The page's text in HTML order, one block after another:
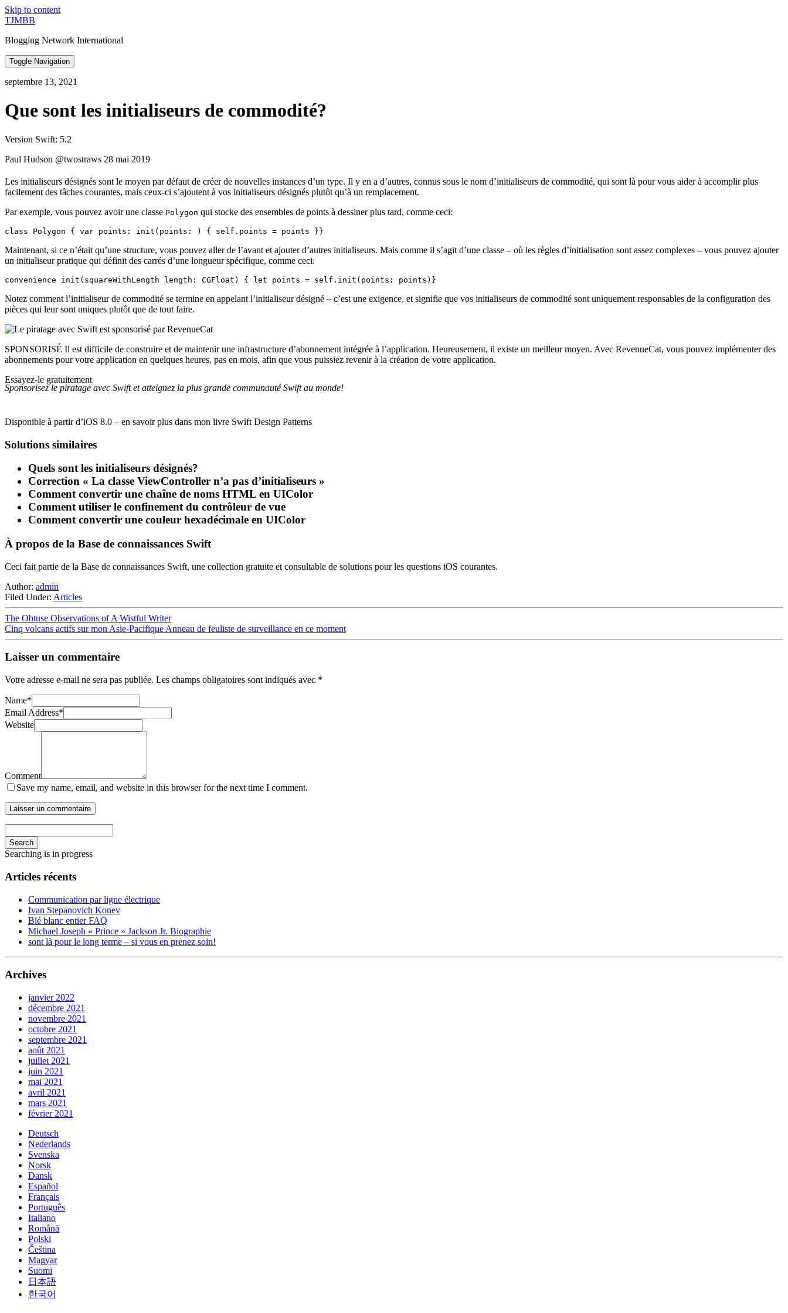
Skip to content
TJMBB
Blogging Network International
Toggle Navigation
septembre 13, 2021
Que sont les initialiseurs de commodité?
Version Swift: 5.2
Paul Hudson @twostraws 28 mai 2019
Les initialiseurs désignés sont le moyen par défaut de créer de nouvelles instances d’un type. Il y en a d’autres, connus sous le nom d’initialiseurs de commodité, qui sont là pour vous aider à accomplir plus
facilement des tâches courantes, mais ceux-ci s’ajoutent à vos initialiseurs désignés plutôt qu’à un remplacement.
Par exemple, vous pouvez avoir une classe Polygon qui stocke des ensembles de points à dessiner plus tard, comme ceci:
class Polygon { var points: init(points: ) { self.points = points }}
Maintenant, si ce n’était qu’une structure, vous pouvez aller de l’avant et ajouter d’autres initialiseurs. Mais comme il s’agit d’une classe – où les règles d’initialisation sont assez complexes – vous pouvez ajouter
un initialiseur pratique qui définit des carrés d’une longueur spécifique, comme ceci:
convenience init(squareWithLength length: CGFloat) { let points = self.init(points: points)}
Notez comment l’initialiseur de commodité se termine en appelant l’initialiseur désigné – c’est une exigence, et signifie que vos initialiseurs de commodité sont uniquement responsables de la configuration des
pièces qui leur sont uniques plutôt que de tout faire.
SPONSORISÉ Il est difficile de construire et de maintenir une infrastructure d’abonnement intégrée à l’application. Heureusement, il existe un meilleur moyen. Avec RevenueCat, vous pouvez implémenter des
abonnements pour votre application en quelques heures, pas en mois, afin que vous puissiez revenir à la création de votre application.
Essayez-le gratuitement
Sponsorisez le piratage avec Swift et atteignez la plus grande communauté Swift au monde!
Disponible à partir d’iOS 8.0 – en savoir plus dans mon livre Swift Design Patterns
Solutions similaires
Quels sont les initialiseurs désignés?
Correction « La classe ViewController n’a pas d’initialiseurs »
Comment convertir une chaîne de noms HTML en UIColor
Comment utiliser le confinement du contrôleur de vue
Comment convertir une couleur hexadécimale en UIColor
À propos de la Base de connaissances Swift
Ceci fait partie de la Base de connaissances Swift, une collection gratuite et consultable de solutions pour les questions iOS courantes.
Author: admin
Filed Under: Articles
The Obtuse Observations of A Wistful Writer
Cinq volcans actifs sur mon Asie-Pacifique Anneau de feuliste de surveillance en ce moment
Laisser un commentaire
Votre adresse e-mail ne sera pas publiée. Les champs obligatoires sont indiqués avec *
Name*
Email Address*
Website
Comment
Save my name, email, and website in this browser for the next time I comment.
Search
Searching is in progress
Articles récents
Communication par ligne électrique
Ivan Stepanovich Konev
Blé blanc entier FAQ
Michael Joseph « Prince » Jackson Jr. Biographie
sont là pour le long terme – si vous en prenez soin!
Archives
janvier 2022
décembre 2021
novembre 2021
octobre 2021
septembre 2021
août 2021
juillet 2021
juin 2021
mai 2021
avril 2021
mars 2021
février 2021
Deutsch
Nederlands
Svenska
Norsk
Dansk
Español
Français
Português
Italiano
Română
Polski
Čeština
Magyar
Suomi
日本語
한국어